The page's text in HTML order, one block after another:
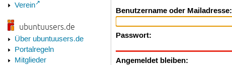
Verein
ubuntuusers.de
Über ubuntuusers.de
Portalregeln
Mitglieder
Benutzername oder Mailadresse:
Passwort:
Angemeldet bleiben: